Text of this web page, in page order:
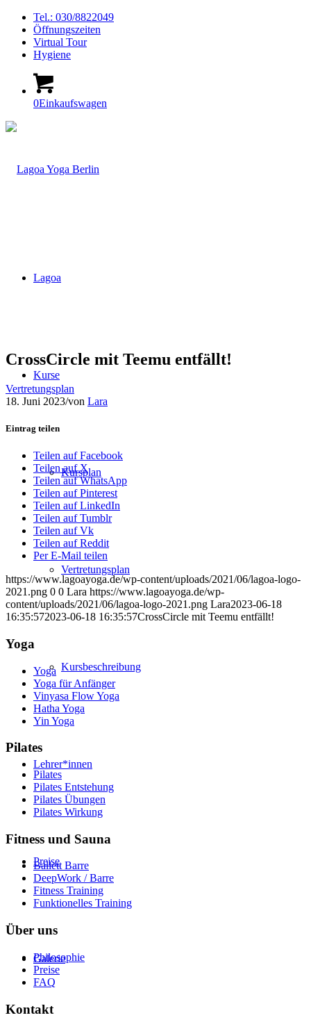
Tel.: 030/8822049
Öffnungszeiten
Virtual Tour
Hygiene
0Einkaufswagen
Lagoa
Kurse
Kursplan
Vertretungsplan
Kursbeschreibung
Lehrer*innen
Preise
Galerie
CrossCircle mit Teemu entfällt!
Vertretungsplan
18. Juni 2023/von Lara
Eintrag teilen
Teilen auf Facebook
Teilen auf X
Teilen auf WhatsApp
Teilen auf Pinterest
Teilen auf LinkedIn
Teilen auf Tumblr
Teilen auf Vk
Teilen auf Reddit
Per E-Mail teilen
https://www.lagoayoga.de/wp-content/uploads/2021/06/lagoa-logo-
2021.png 0 0 Lara https://www.lagoayoga.de/wp-
content/uploads/2021/06/lagoa-logo-2021.png Lara2023-06-18
16:35:572023-06-18 16:35:57CrossCircle mit Teemu entfällt!
Yoga
Yoga
Yoga für Anfänger
Vinyasa Flow Yoga
Hatha Yoga
Yin Yoga
Pilates
Pilates
Pilates Entstehung
Pilates Übungen
Pilates Wirkung
Fitness und Sauna
Ballett Barre
DeepWork / Barre
Fitness Training
Funktionelles Training
Über uns
Philosophie
Preise
FAQ
Kontakt